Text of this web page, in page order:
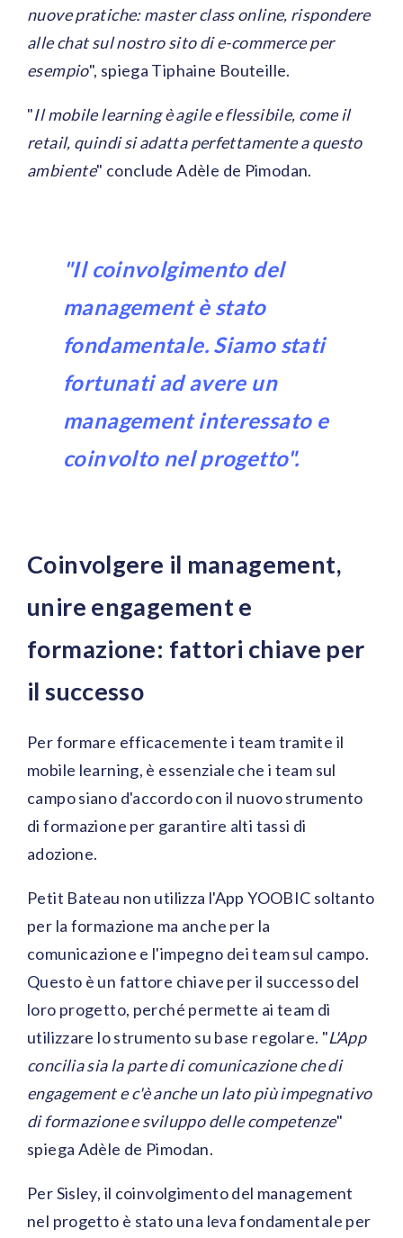
nuove pratiche: master class online, rispondere
alle chat sul nostro sito di e-commerce per
esempio", spiega Tiphaine Bouteille.
"Il mobile learning è agile e flessibile, come il
retail, quindi si adatta perfettamente a questo
ambiente" conclude Adèle de Pimodan.
"Il coinvolgimento del
management è stato
fondamentale. Siamo stati
fortunati ad avere un
management interessato e
coinvolto nel progetto".
Coinvolgere il management,
unire engagement e
formazione: fattori chiave per
il successo
Per formare efficacemente i team tramite il
mobile learning, è essenziale che i team sul
campo siano d'accordo con il nuovo strumento
di formazione per garantire alti tassi di
adozione.
Petit Bateau non utilizza l'App YOOBIC soltanto
per la formazione ma anche per la
comunicazione e l'impegno dei team sul campo.
Questo è un fattore chiave per il successo del
loro progetto, perché permette ai team di
utilizzare lo strumento su base regolare. "L'App
concilia sia la parte di comunicazione che di
engagement e c'è anche un lato più impegnativo
di formazione e sviluppo delle competenze"
spiega Adèle de Pimodan.
Per Sisley, il coinvolgimento del management
nel progetto è stato una leva fondamentale per